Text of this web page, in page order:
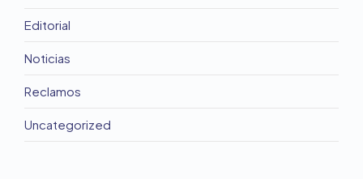
Editorial
Noticias
Reclamos
Uncategorized